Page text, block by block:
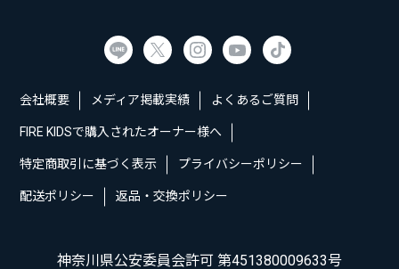
会社概要 メディア掲載実績 よくあるご質問
FIRE KIDSで購入されたオーナー様へ
特定商取引に基づく表示 プライバシーポリシー
配送ポリシー 返品・交換ポリシー
神奈川県公安委員会許可 第451380009633号